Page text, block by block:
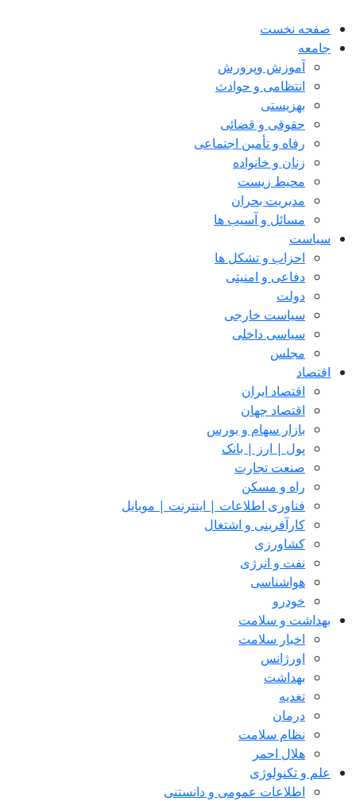
صفحه نخست
جامعه
آموزش وپرورش
انتظامی و حوادث
بهزیستی
حقوقی و قضائی
رفاه و تأمین اجتماعی
زنان و خانواده
محیط زیست
مدیریت بحران
مسائل و آسیب ها
سیاست
احزاب و تشکل ها
دفاعی و امنیتی
دولت
سیاست خارجی
سیاسی داخلی
مجلس
اقتصاد
اقتصاد ایران
اقتصاد جهان
بازار سهام و بورس
پول | ارز | بانک
صنعت تجارت
راه و مسکن
فناوری اطلاعات | اینترنت | موبایل
کارآفرینی و اشتغال
کشاورزی
نفت و انرژی
هواشناسی
خودرو
بهداشت و سلامت
اخبار سلامت
اورژانس
بهداشت
تغدیه
درمان
نظام سلامت
هلال احمر
علم و تکنولوژی
اطلاعات عمومی و دانستنی